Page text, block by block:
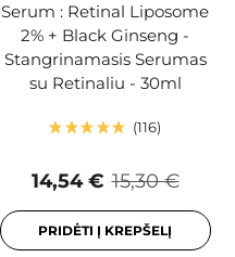
Serum : Retinal Liposome
2% + Black Ginseng -
Stangrinamasis Serumas
su Retinaliu - 30ml
116
15,30 €
14,54 €
PRIDĖTI Į KREPŠELĮ